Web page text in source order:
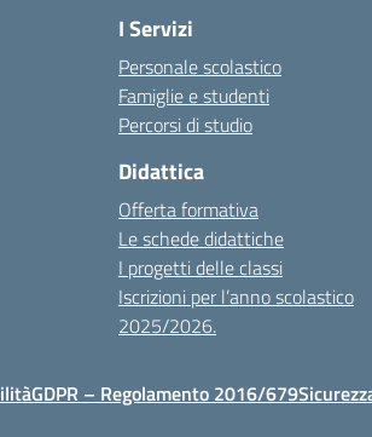
I Servizi
Personale scolastico
Famiglie e studenti
Percorsi di studio
Didattica
Offerta formativa
Le schede didattiche
I progetti delle classi
Iscrizioni per l’anno scolastico
2025/2026.
GDPR – Regolamento 2016/679